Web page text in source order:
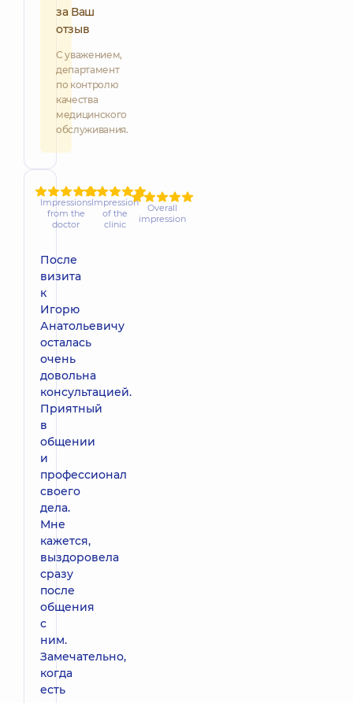
за Ваш
отзыв
С уважением,
департамент
по контролю
качества
медицинского
обслуживания.
Impressions
from the
doctor
Impression
of the
clinic
Overall
impression
После
визита
к
Игорю
Анатольевичу
осталась
очень
довольна
консультацией.
Приятный
в
общении
и
профессионал
своего
дела.
Мне
кажется,
выздоровела
сразу
после
общения
с
ним.
Замечательно,
когда
есть